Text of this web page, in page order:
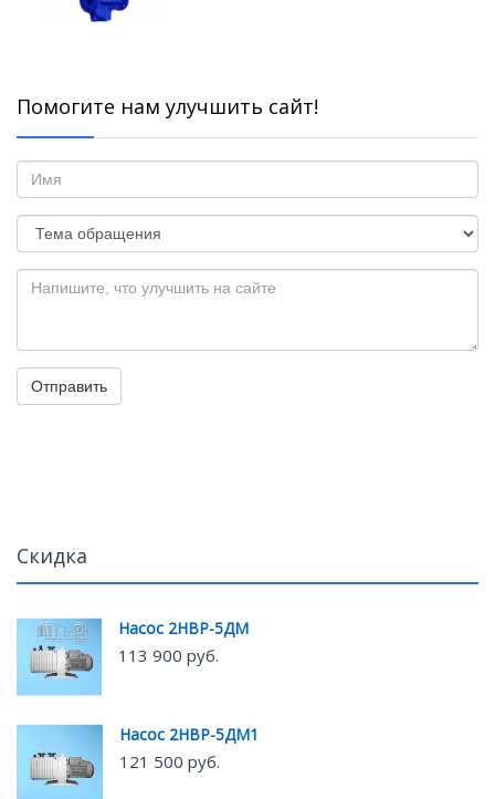
Помогите нам улучшить сайт!
Отправить
Скидка
Насос 2НВР-5ДМ
113 900 руб.
Насос 2НВР-5ДМ1
121 500 руб.